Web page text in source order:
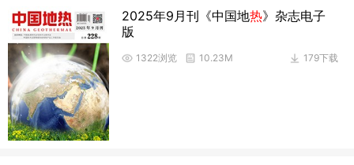
2025年9月刊《中国地热》杂志电子
版
179下载
1322浏览 10.23M